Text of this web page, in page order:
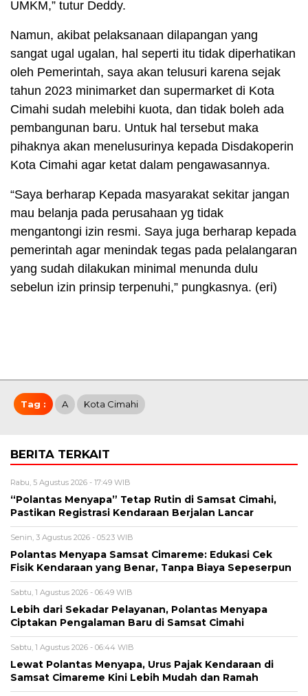
UMKM,” tutur Deddy.
Namun, akibat pelaksanaan dilapangan yang
sangat ugal ugalan, hal seperti itu tidak diperhatikan
oleh Pemerintah, saya akan telusuri karena sejak
tahun 2023 minimarket dan supermarket di Kota
Cimahi sudah melebihi kuota, dan tidak boleh ada
pembangunan baru. Untuk hal tersebut maka
pihaknya akan menelusurinya kepada Disdakoperin
Kota Cimahi agar ketat dalam pengawasannya.
“Saya berharap Kepada masyarakat sekitar jangan
mau belanja pada perusahaan yg tidak
mengantongi izin resmi. Saya juga berharap kepada
pemerintah agar menindak tegas pada pelalangaran
yang sudah dilakukan minimal menunda dulu
sebelun izin prinsip terpenuhi,” pungkasnya. (eri)
Tag : A Kota Cimahi
BERITA TERKAIT
Rabu, 5 Agustus 2026 - 17:49 WIB
“Polantas Menyapa” Tetap Rutin di Samsat Cimahi,
Pastikan Registrasi Kendaraan Berjalan Lancar
Senin, 3 Agustus 2026 - 05:23 WIB
Polantas Menyapa Samsat Cimareme: Edukasi Cek
Fisik Kendaraan yang Benar, Tanpa Biaya Sepeserpun
Sabtu, 1 Agustus 2026 - 06:49 WIB
Lebih dari Sekadar Pelayanan, Polantas Menyapa
Ciptakan Pengalaman Baru di Samsat Cimahi
Sabtu, 1 Agustus 2026 - 06:44 WIB
Lewat Polantas Menyapa, Urus Pajak Kendaraan di
Samsat Cimareme Kini Lebih Mudah dan Ramah